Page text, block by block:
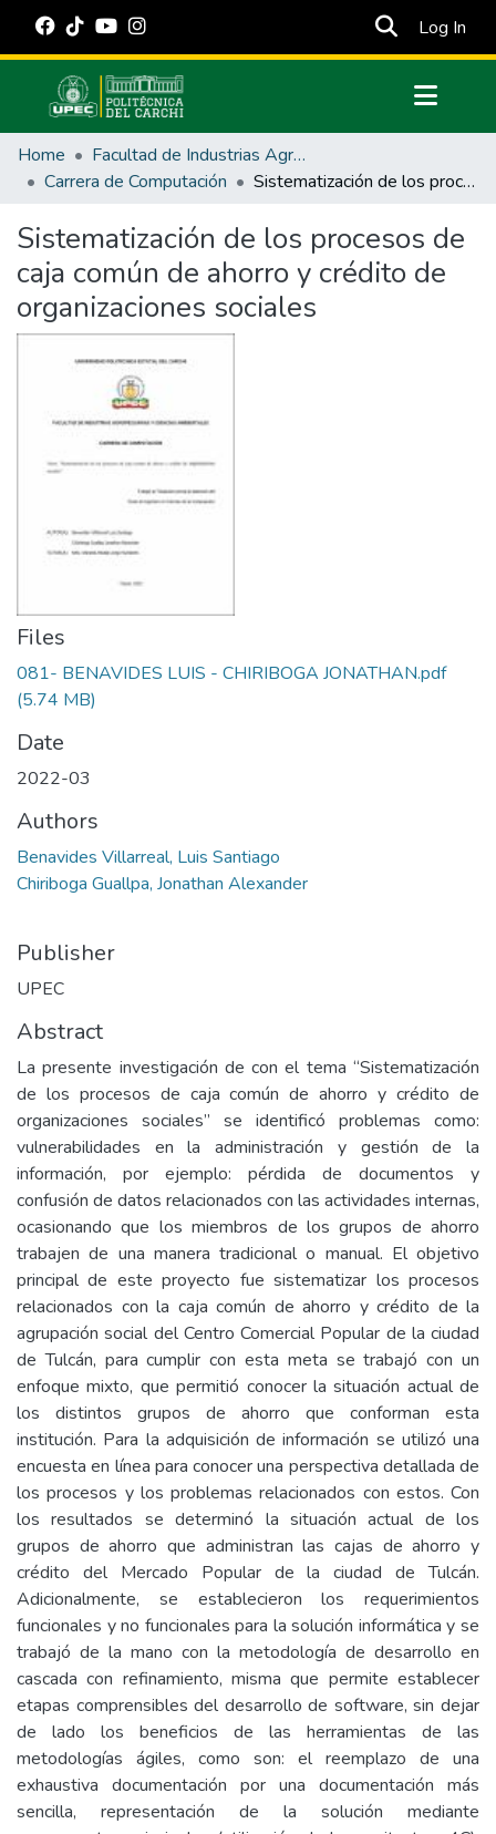
Log In
Communities & Collections
All of DSpace
Estadísticas Externas
Manuales
Home
Facultad de Industrias Agropecuarias y Ciencias Ambientales
Carrera de Computación
Sistematización de los procesos de caja común de ahorro y crédito de organizaciones sociales
Sistematización de los procesos de
caja común de ahorro y crédito de
organizaciones sociales
Files
081- BENAVIDES LUIS - CHIRIBOGA JONATHAN.pdf
(5.74 MB)
Date
2022-03
Authors
Benavides Villarreal, Luis Santiago
Chiriboga Guallpa, Jonathan Alexander
Publisher
UPEC
Abstract
La presente investigación de con el tema “Sistematización
de los procesos de caja común de ahorro y crédito de
organizaciones sociales” se identificó problemas como:
vulnerabilidades en la administración y gestión de la
información, por ejemplo: pérdida de documentos y
confusión de datos relacionados con las actividades internas,
ocasionando que los miembros de los grupos de ahorro
trabajen de una manera tradicional o manual. El objetivo
principal de este proyecto fue sistematizar los procesos
relacionados con la caja común de ahorro y crédito de la
agrupación social del Centro Comercial Popular de la ciudad
de Tulcán, para cumplir con esta meta se trabajó con un
enfoque mixto, que permitió conocer la situación actual de
los distintos grupos de ahorro que conforman esta
institución. Para la adquisición de información se utilizó una
encuesta en línea para conocer una perspectiva detallada de
los procesos y los problemas relacionados con estos. Con
los resultados se determinó la situación actual de los
grupos de ahorro que administran las cajas de ahorro y
crédito del Mercado Popular de la ciudad de Tulcán.
Adicionalmente, se establecieron los requerimientos
funcionales y no funcionales para la solución informática y se
trabajó de la mano con la metodología de desarrollo en
cascada con refinamiento, misma que permite establecer
etapas comprensibles del desarrollo de software, sin dejar
de lado los beneficios de las herramientas de las
metodologías ágiles, como son: el reemplazo de una
exhaustiva documentación por una documentación más
sencilla, representación de la solución mediante